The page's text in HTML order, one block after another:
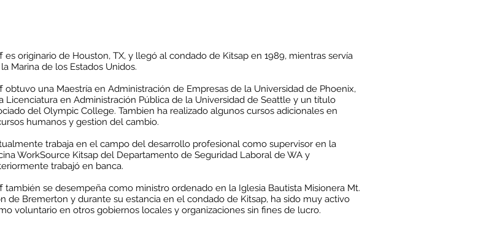
es originario de Houston, TX, y llegó al condado de Kitsap en 1989, mientras servía
Marina de los Estados Unidos.
obtuvo una Maestría en Administración de Empresas de la Universidad de Phoenix,
Licenciatura en Administración Pública de la Universidad de Seattle y un título
del Olympic College. Tambien ha realizado algunos cursos adicionales en
humanos y gestion del cambio.
trabaja en el campo del desarrollo profesional como supervisor en la
WorkSource Kitsap del Departamento de Seguridad Laboral de WA y
trabajó en banca.
también se desempeña como ministro ordenado en la Iglesia Bautista Misionera Mt.
de Bremerton y durante su estancia en el condado de Kitsap, ha sido muy activo
voluntario en otros gobiernos locales y organizaciones sin fines de lucro.